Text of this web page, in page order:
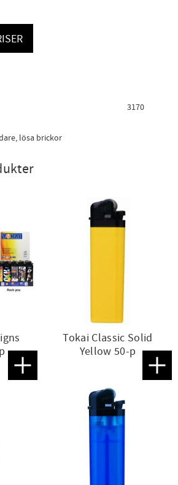
3170
lösa brickor
Lägg till i favoriter
Tokai Classic Solid
Yellow 50-p